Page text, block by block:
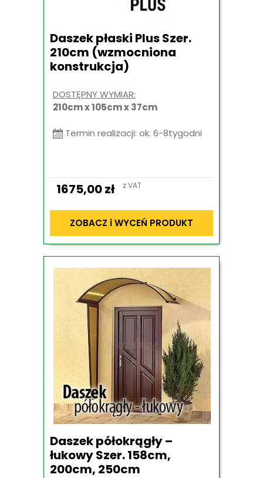
Daszek płaski Plus Szer.
210cm (wzmocniona
konstrukcja)
DOSTĘPNY WYMIAR:
210cm x 105cm x 37cm
Termin realizacji: ok. 6-8tygodni
1675,00zł z VAT
ZOBACZ i WYCEŃ PRODUKT
Daszek półokrągły –
łukowy Szer. 158cm,
200cm, 250cm